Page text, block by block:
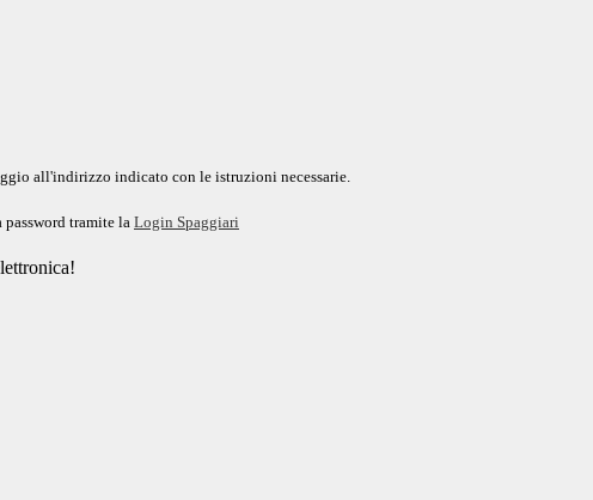
all'indirizzo indicato con le istruzioni necessarie.
tramite la Login Spaggiari